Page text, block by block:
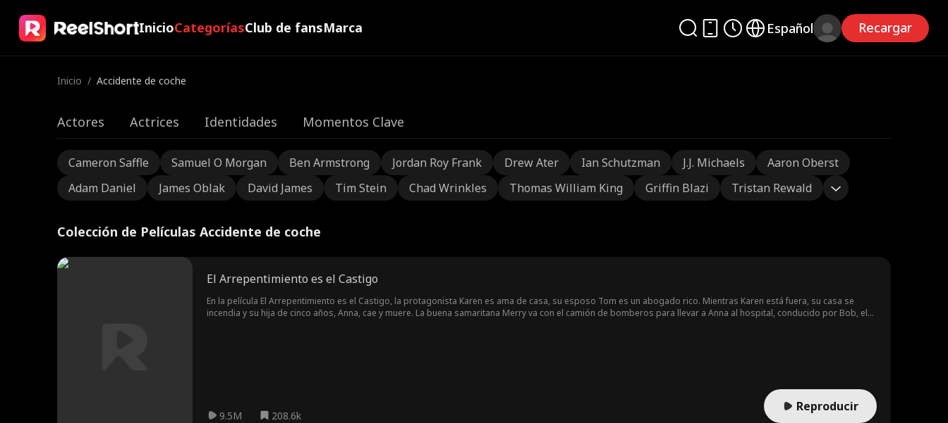
InicioCategoríasClub de fansMarca Español Recargar
Inicio / Accidente de coche
Actores Actrices Identidades Momentos Clave
Cameron Saffle Samuel O Morgan Ben Armstrong Jordan Roy Frank Drew Ater Ian Schutzman J.J. Michaels
Aaron Oberst
Adam Daniel
James Oblak David James Tim Stein Chad Wrinkles Thomas William King Griffin Blazi Tristan Rewald
Colección de Películas Accidente de coche
El Arrepentimiento es el Castigo
En la película El Arrepentimiento es el Castigo, la protagonista Karen es ama de casa, su esposo Tom es un abogado rico. Mientras Karen está fuera, su casa se
incendia y su hija de cinco años, Anna, cae y muere. La buena samaritana Merry va con el camión de bomberos para llevar a Anna al hospital, conducido por Bob, el
9.5M 208.6k
Reproducir